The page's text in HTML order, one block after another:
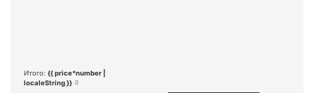
Итого: {{ price*number |
localeString }}